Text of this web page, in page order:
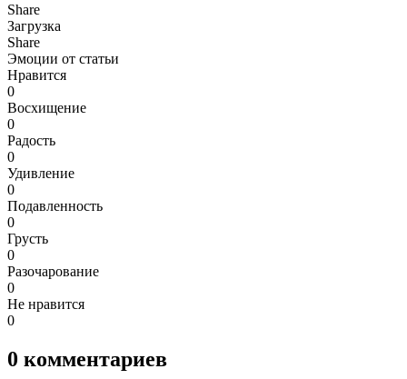
Share
Загрузка
Share
Эмоции от статьи
Нравится
0
Восхищение
0
Радость
0
Удивление
0
Подавленность
0
Грусть
0
Разочарование
0
Не нравится
0
0 комментариев